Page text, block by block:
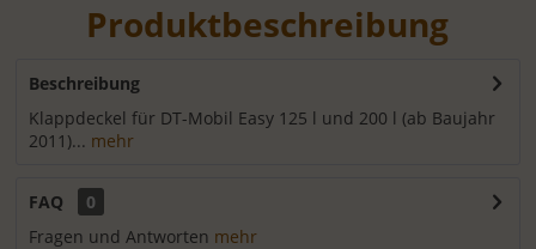
Produktbeschreibung
Beschreibung
Klappdeckel für DT-Mobil Easy 125 l und 200 l (ab Baujahr
2011)... mehr
FAQ
0
Fragen und Antworten mehr